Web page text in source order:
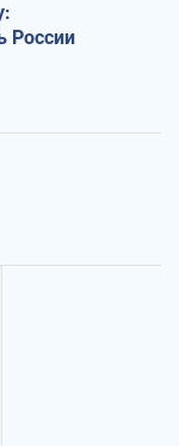
России